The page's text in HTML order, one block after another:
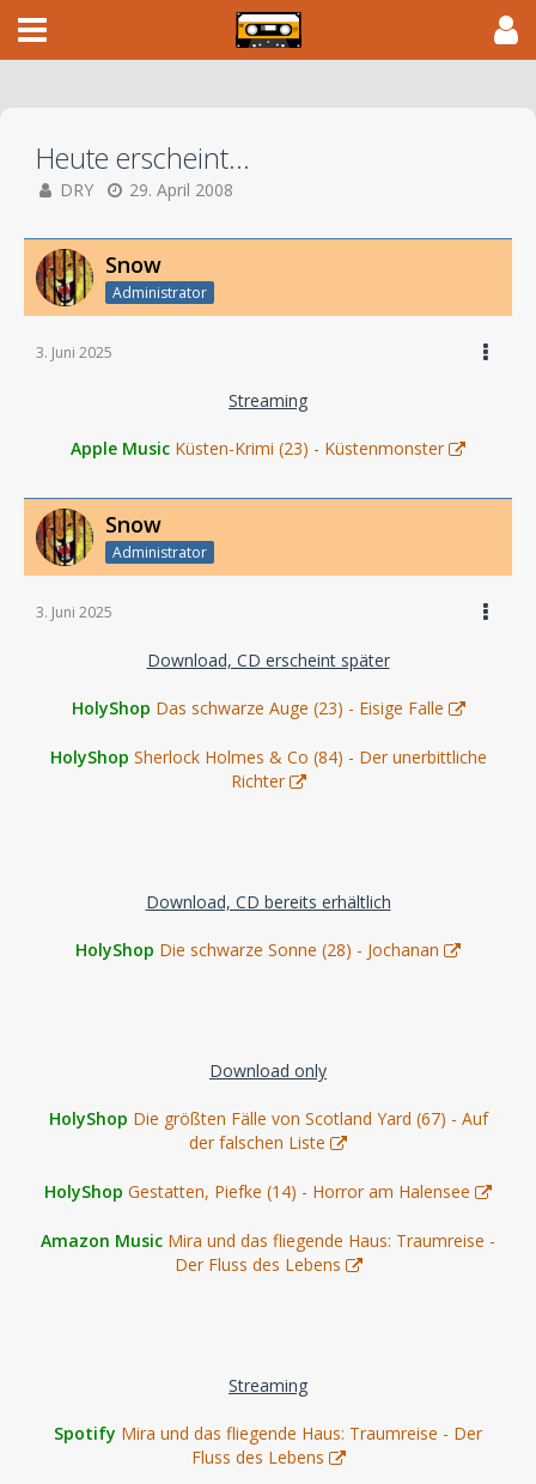
Heute erscheint...
DRY 29. April 2008
Snow
Administrator
3. Juni 2025
Streaming
Apple Music Küsten-Krimi (23) - Küstenmonster
Snow
Administrator
3. Juni 2025
Download, CD erscheint später
HolyShop Das schwarze Auge (23) - Eisige Falle
HolyShop Sherlock Holmes & Co (84) - Der unerbittliche
Richter
Download, CD bereits erhältlich
HolyShop Die schwarze Sonne (28) - Jochanan
Download only
HolyShop Die größten Fälle von Scotland Yard (67) - Auf
der falschen Liste
HolyShop Gestatten, Piefke (14) - Horror am Halensee
Amazon Music Mira und das fliegende Haus: Traumreise -
Der Fluss des Lebens
Streaming
Spotify Mira und das fliegende Haus: Traumreise - Der
Fluss des Lebens